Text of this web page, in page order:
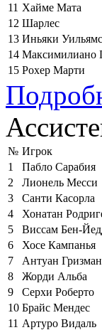
11 Хайме Мата
12 Шарлес
13 Иньяки Уильямс
14 Максимилиано
15 Рохер Марти
№ Игрок
1
Пабло Сарабия
2
Лионель Месси
3
Санти Касорла
4
Хонатан
5
Виссам Бен-
6
Хосе Кампанья
7
Антуан
8
Жорди Альба
9
Серхи Роберто
10 Брайс Мендес
11 Артуро Видаль